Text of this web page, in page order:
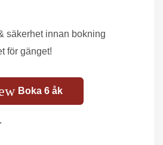
säkerhet innan bokning
för gänget!
Boka 6 åk